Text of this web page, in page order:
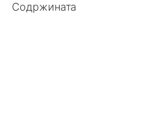
Содржината